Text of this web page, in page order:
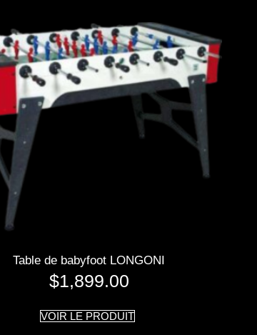
Table de babyfoot LONGONI
$1,899.00
VOIR LE PRODUIT